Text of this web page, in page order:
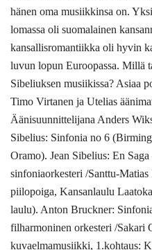
hänen oma musiikkinsa on.
lomassa oli suomalainen
kansallisromantiikka oli hyvin
luvun lopun Euroopassa. Millä
Sibeliuksen musiikissa? Asiaa
Timo Virtanen ja Utelias
Äänisuunnittelijana Anders
Sibelius: Sinfonia no 6
Oramo). Jean Sibelius: En
sinfoniaorkesteri /Santtu-
piilopoiga, Kansanlaulu
laulu). Anton Bruckner:
filharmoninen orkesteri /Sakari
kuvaelmamusiikki, 1.kohtaus: